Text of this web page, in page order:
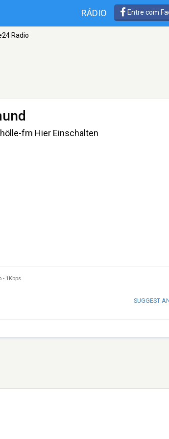
RÁDIO Entre com
Radio
fm Hier Einschalten
- 1Kbps
SUGGEST